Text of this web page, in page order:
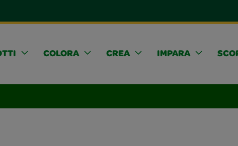
COLORA CREA IMPARA